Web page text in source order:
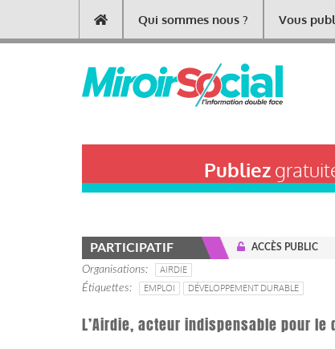
contenu
Main
navigation
Qui sommes nous ? Vous
Publiez
PARTICIPATIF ACCÈS PUBLIC
Organisations
AIRDIE
Étiquettes
EMPLOI DÉVELOPPEMENT DURABLE
L’Airdie, acteur indispensable pour